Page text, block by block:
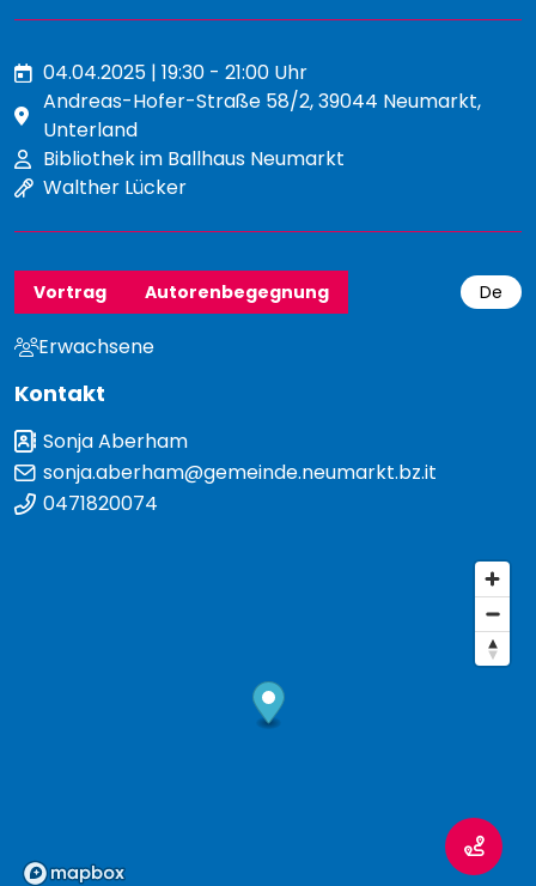
04.04.2025 | 19:30 - 21:00 Uhr
Andreas-Hofer-Straße 58/2, 39044 Neumarkt,
Unterland
Bibliothek im Ballhaus Neumarkt
Walther Lücker
Vortrag Autorenbegegnung De
Erwachsene
Kontakt
Sonja Aberham
sonja.aberham@gemeinde.neumarkt.bz.it
0471820074